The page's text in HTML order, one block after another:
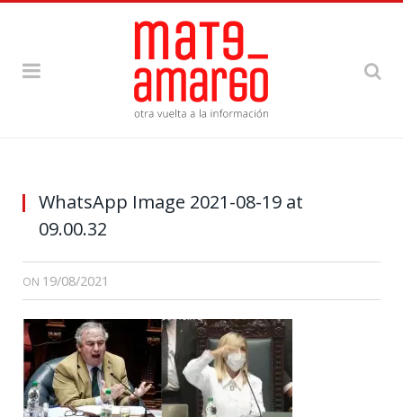
WhatsApp Image 2021-08-19 at
09.00.32
ON 19/08/2021